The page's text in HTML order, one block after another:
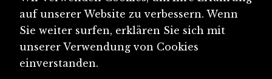
auf unserer Website zu verbessern. Wenn
Sie weiter surfen, erklären Sie sich mit
unserer Verwendung von Cookies
einverstanden.